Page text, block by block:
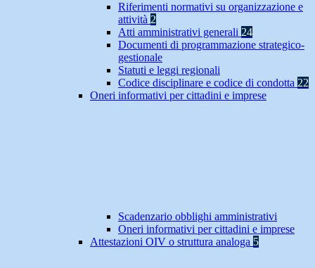
Riferimenti normativi su organizzazione e
attività 2
Atti amministrativi generali 24
Documenti di programmazione strategico-
gestionale
Statuti e leggi regionali
Codice disciplinare e codice di condotta 22
Oneri informativi per cittadini e imprese
Scadenzario obblighi amministrativi
Oneri informativi per cittadini e imprese
Attestazioni OIV o struttura analoga 5